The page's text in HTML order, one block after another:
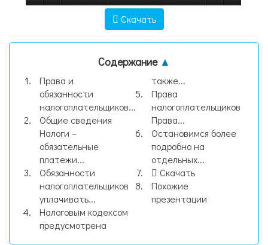
студент 111 группы Михайлов Михаил,
Скачать
Содержание ▲
Права и
обязанности
налогоплательщиков...
Общие сведения
Налоги –
обязательные
платежи...
Обязанности
налогоплательщиков
уплачивать...
Налоговым кодексом
предусмотрена
также...
Права
налогоплательщиков
Права...
Остановимся более
подробно на
отдельных...
Скачать
Похожие
презентации